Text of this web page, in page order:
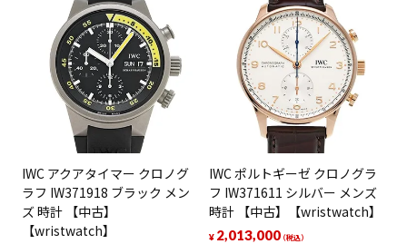
IWC アクアタイマー クロノグ
ラフ IW371918 ブラック メン
ズ 時計 【中古】
【wristwatch】
IWC ポルトギーゼ クロノグラ
フ IW371611 シルバー メンズ
時計 【中古】【wristwatch】
¥ 2,013,000（税込）